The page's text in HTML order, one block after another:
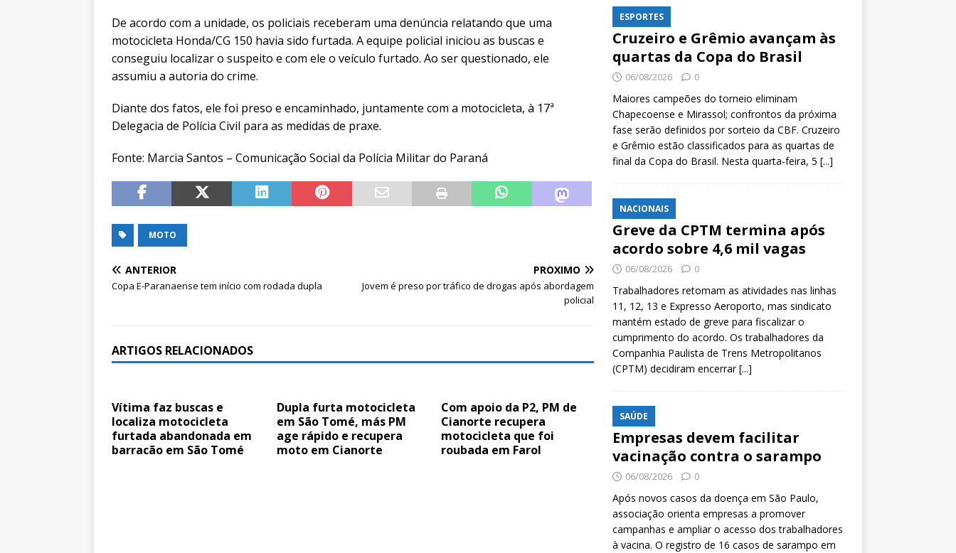
De acordo com a unidade, os policiais receberam uma denúncia relatando que uma
motocicleta Honda/CG 150 havia sido furtada. A equipe policial iniciou as buscas e
conseguiu localizar o suspeito e com ele o veículo furtado. Ao ser questionado, ele
assumiu a autoria do crime.
Diante dos fatos, ele foi preso e encaminhado, juntamente com a motocicleta, à 17ª
Delegacia de Polícia Civil para as medidas de praxe.
Fonte: Marcia Santos – Comunicação Social da Polícia Militar do Paraná
MOTO
ANTERIOR
Copa E-Paranaense tem início com rodada dupla
PRÓXIMO
Jovem é preso por tráfico de drogas após abordagem
policial
ARTIGOS RELACIONADOS
Vítima faz buscas e
localiza motocicleta
furtada abandonada em
barracão em São Tomé
Dupla furta motocicleta
em São Tomé, más PM
age rápido e recupera
moto em Cianorte
Com apoio da P2, PM de
Cianorte recupera
motocicleta que foi
roubada em Farol
ESPORTES
Cruzeiro e Grêmio avançam às
quartas da Copa do Brasil
06/08/2026 0
Maiores campeões do torneio eliminam
Chapecoense e Mirassol; confrontos da próxima
fase serão definidos por sorteio da CBF. Cruzeiro
e Grêmio estão classificados para as quartas de
final da Copa do Brasil. Nesta quarta-feira, 5 [...]
NACIONAIS
Greve da CPTM termina após
acordo sobre 4,6 mil vagas
06/08/2026 0
Trabalhadores retomam as atividades nas linhas
11, 12, 13 e Expresso Aeroporto, mas sindicato
mantém estado de greve para fiscalizar o
cumprimento do acordo. Os trabalhadores da
Companhia Paulista de Trens Metropolitanos
(CPTM) decidiram encerrar[...]
SAÚDE
Empresas devem facilitar
vacinação contra o sarampo
06/08/2026 0
Após novos casos da doença em São Paulo,
associação orienta empresas a promover
campanhas e ampliar o acesso dos trabalhadores
à vacina. O registro de 16 casos de sarampo em